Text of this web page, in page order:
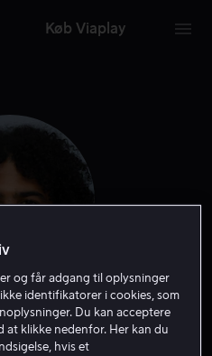
Køb Viaplay
Diggs
og får adgang til oplysninger
identifikatorer i cookies, som
Du kan acceptere
at klikke nedenfor. Her kan du
hvis et